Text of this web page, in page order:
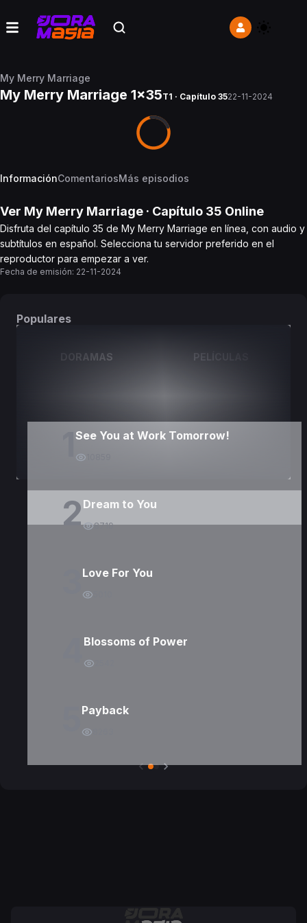
My Merry Marriage
My Merry Marriage 1x35T1 · Capítulo 3522-11-2024
InformaciónComentariosMás episodios
Ver My Merry Marriage · Capítulo 35 Online
Disfruta del capítulo 35 de My Merry Marriage en línea, con audio y
subtítulos en español. Selecciona tu servidor preferido en el
reproductor para empezar a ver.
Fecha de emisión: 22-11-2024
Populares
DORAMAS PELÍCULAS
See You at Work Tomorrow!
2Dream to You
8719
Love For You
Blossoms of Power
Payback